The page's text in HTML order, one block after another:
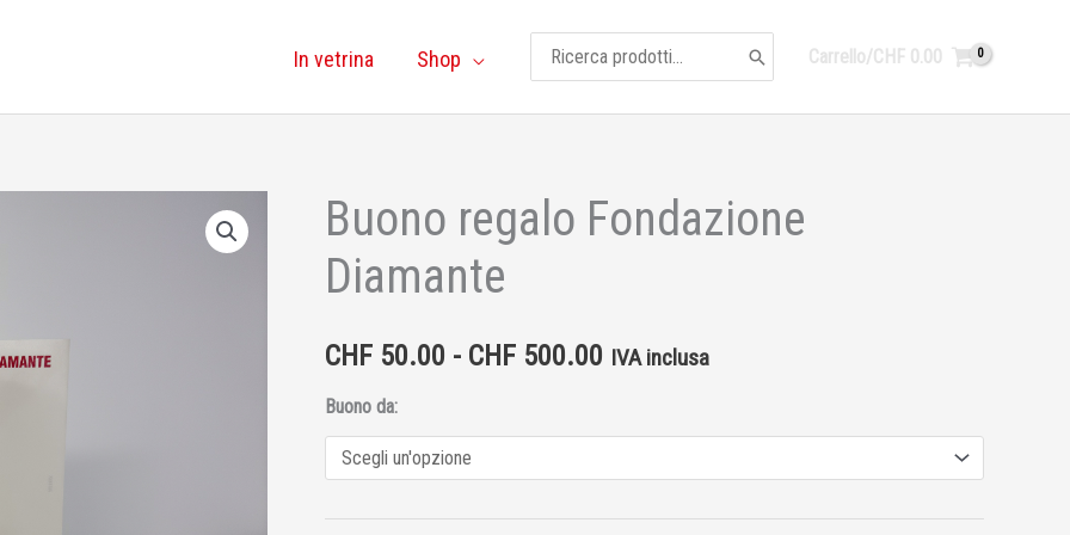
In vetrina Shop
Ricerca
per:
Carrello/CHF0.00
Buono regalo Fondazione
Diamante
CHF 50.00 - CHF 500.00
Fascia
da
a
IVA inclusa
Buono da:
Buono
regalo
Fondazione
quantità